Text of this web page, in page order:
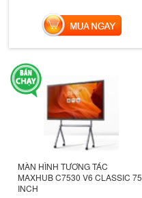
MUA NGAY
MÀN HÌNH TƯƠNG TÁC
MAXHUB C7530 V6 CLASSIC 75
INCH